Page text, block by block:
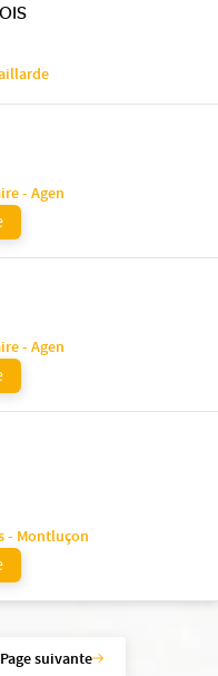
- Agen
- Agen
- Montluçon
Page suivante